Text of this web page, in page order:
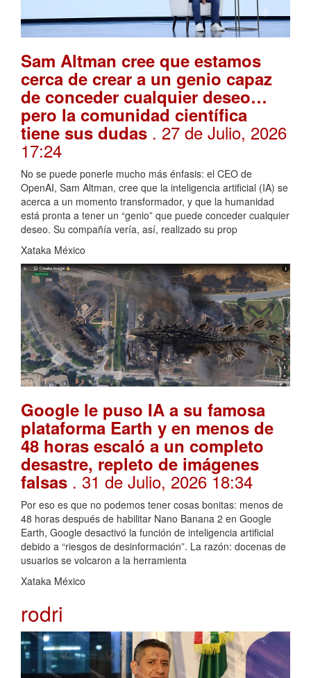
Sam Altman cree que estamos
cerca de crear a un genio capaz
de conceder cualquier deseo…
pero la comunidad científica
tiene sus dudas . 27 de Julio, 2026
17:24
No se puede ponerle mucho más énfasis: el CEO de
OpenAI, Sam Altman, cree que la inteligencia artificial (IA) se
acerca a un momento transformador, y que la humanidad
está pronta a tener un “genio” que puede conceder cualquier
deseo. Su compañía vería, así, realizado su prop
Xataka México
Google le puso IA a su famosa
plataforma Earth y en menos de
48 horas escaló a un completo
desastre, repleto de imágenes
falsas . 31 de Julio, 2026 18:34
Por eso es que no podemos tener cosas bonitas: menos de
48 horas después de habilitar Nano Banana 2 en Google
Earth, Google desactivó la función de inteligencia artificial
debido a “riesgos de desinformación”. La razón: docenas de
usuarios se volcaron a la herramienta
Xataka México
rodri